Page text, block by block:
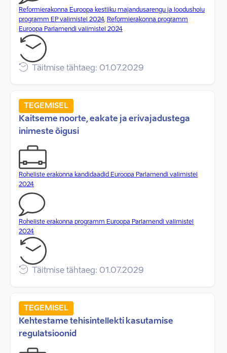
Reformierakonna Euroopa kestliku majandusarengu ja loodushoiu
programm EP valimistel 2024, Reformierakonna programm
Euroopa Parlamendi valimistel 2024
Täitmise tähtaeg: 01.07.2029
TEGEMISEL
Kaitseme noorte, eakate ja erivajadustega
inimeste õigusi
Roheliste erakonna kandidaadid Euroopa Parlamendi valimistel
2024
Roheliste erakonna programm Euroopa Parlamendi valimistel
2024
Täitmise tähtaeg: 01.07.2029
TEGEMISEL
Kehtestame tehisintellekti kasutamise
regulatsioonid